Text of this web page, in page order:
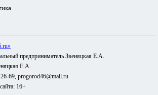
предприниматель Звеняцкая Е.А.
Е.А.
69, progorod46@mail.ru
16+